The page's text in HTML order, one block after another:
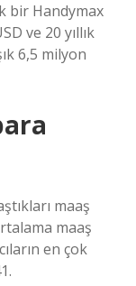
bir Handymax
ve 20 yıllık
6,5 milyon
maaş
maaş
en çok